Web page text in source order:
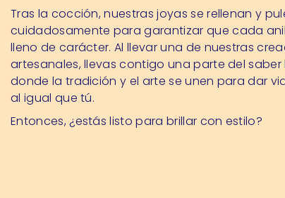
Tras la cocción, nuestras joyas se rellenan y
cuidadosamente para garantizar que cada
lleno de carácter. Al llevar una de nuestras
artesanales, llevas contigo una parte del
donde la tradición y el arte se unen para dar
al igual que tú.
Entonces, ¿estás listo para brillar con estilo?